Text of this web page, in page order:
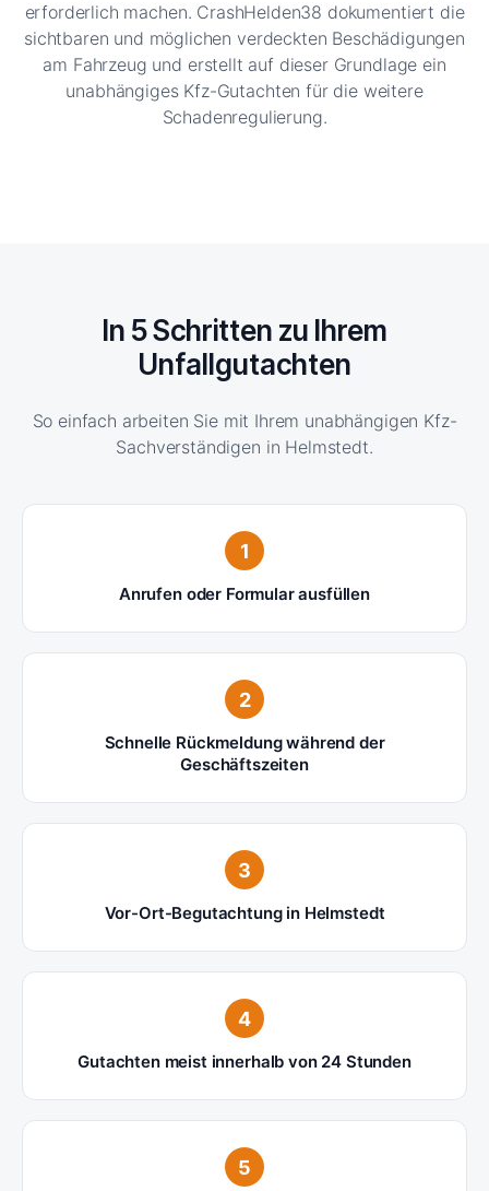
erforderlich machen. CrashHelden38 dokumentiert die
sichtbaren und möglichen verdeckten Beschädigungen
am Fahrzeug und erstellt auf dieser Grundlage ein
unabhängiges Kfz-Gutachten für die weitere
Schadenregulierung.
In 5 Schritten zu Ihrem
Unfallgutachten
So einfach arbeiten Sie mit Ihrem unabhängigen Kfz-
Sachverständigen in Helmstedt.
1
Anrufen oder Formular ausfüllen
2
Schnelle Rückmeldung während der
Geschäftszeiten
3
Vor-Ort-Begutachtung in Helmstedt
4
Gutachten meist innerhalb von 24 Stunden
5